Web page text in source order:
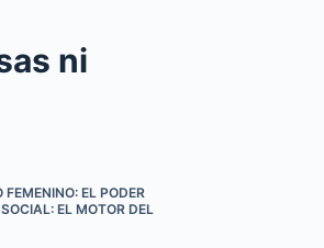
ni
EL PODER
EL MOTOR DEL